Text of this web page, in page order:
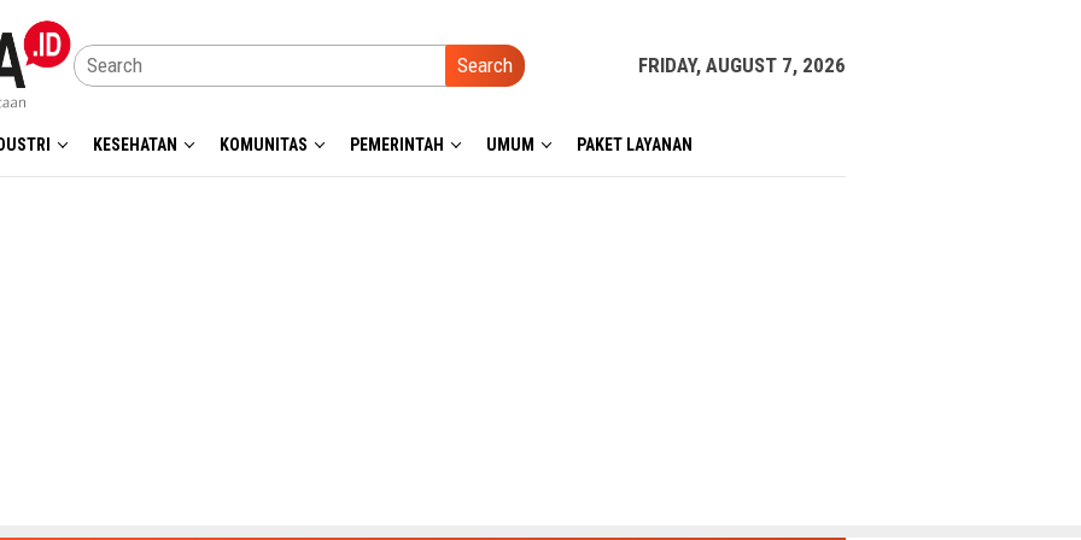
Search FRIDAY, AUGUST 7, 2026
KESEHATAN KOMUNITAS PEMERINTAH UMUM PAKET LAYANAN